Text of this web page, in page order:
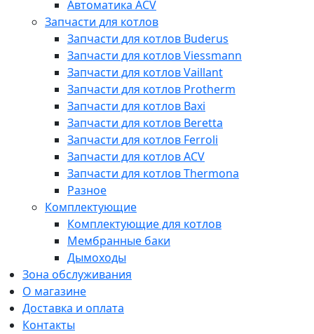
Автоматика ACV
Запчасти для котлов
Запчасти для котлов Buderus
Запчасти для котлов Viessmann
Запчасти для котлов Vaillant
Запчасти для котлов Protherm
Запчасти для котлов Baxi
Запчасти для котлов Beretta
Запчасти для котлов Ferroli
Запчасти для котлов ACV
Запчасти для котлов Thermona
Разное
Комплектующие
Комплектующие для котлов
Мембранные баки
Дымоходы
Зона обслуживания
О магазине
Доставка и оплата
Контакты